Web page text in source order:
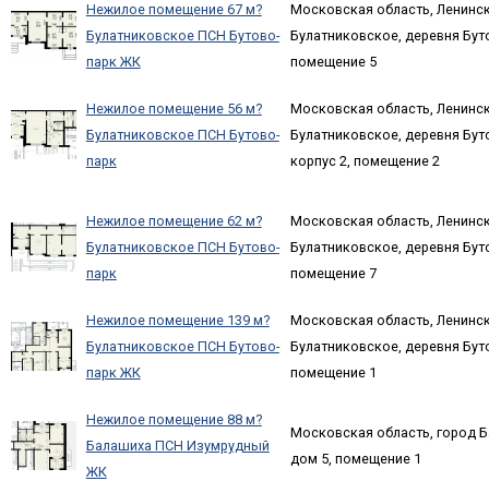
Нежилое помещение 67 м?
Булатниковское ПСН Бутово-
парк ЖК
Московская область,
Булатниковское, деревня
помещение 5
Нежилое помещение 56 м?
Булатниковское ПСН Бутово-
парк
Московская область,
Булатниковское, деревня
корпус 2, помещение 2
Нежилое помещение 62 м?
Булатниковское ПСН Бутово-
парк
Московская область,
Булатниковское, деревня
помещение 7
Нежилое помещение 139 м?
Булатниковское ПСН Бутово-
парк ЖК
Московская область,
Булатниковское, деревня
помещение 1
Нежилое помещение 88 м?
Балашиха ПСН Изумрудный
ЖК
Московская область, город
дом 5, помещение 1